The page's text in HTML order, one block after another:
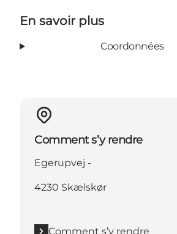
En savoir plus
Coordonnées
Comment s’y rendre
Egerupvej -
4230 Skælskør
Comment s’y rendre